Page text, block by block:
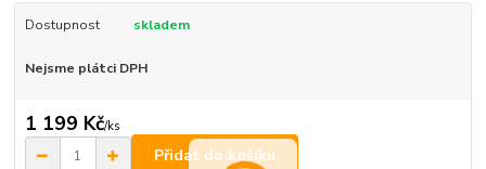
Dostupnost skladem
Nejsme plátci DPH
1 199 Kč/ks
Přidat do košíku